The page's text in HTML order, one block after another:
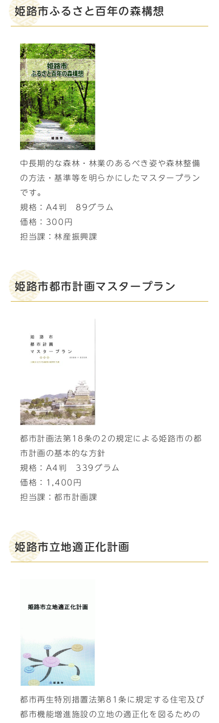
姫路市ふるさと百年の森構想
中長期的な森林・林業のあるべき姿や森林整備
の方法・基準等を明らかにしたマスタープラン
です。
規格：A4判 89グラム
価格：300円
担当課：林産振興課
姫路市都市計画マスタープラン
都市計画法第18条の2の規定による姫路市の都
市計画の基本的な方針
規格：A4判 339グラム
価格：1,400円
担当課：都市計画課
姫路市立地適正化計画
都市再生特別措置法第81条に規定する住宅及び
都市機能増進施設の立地の適正化を図るための